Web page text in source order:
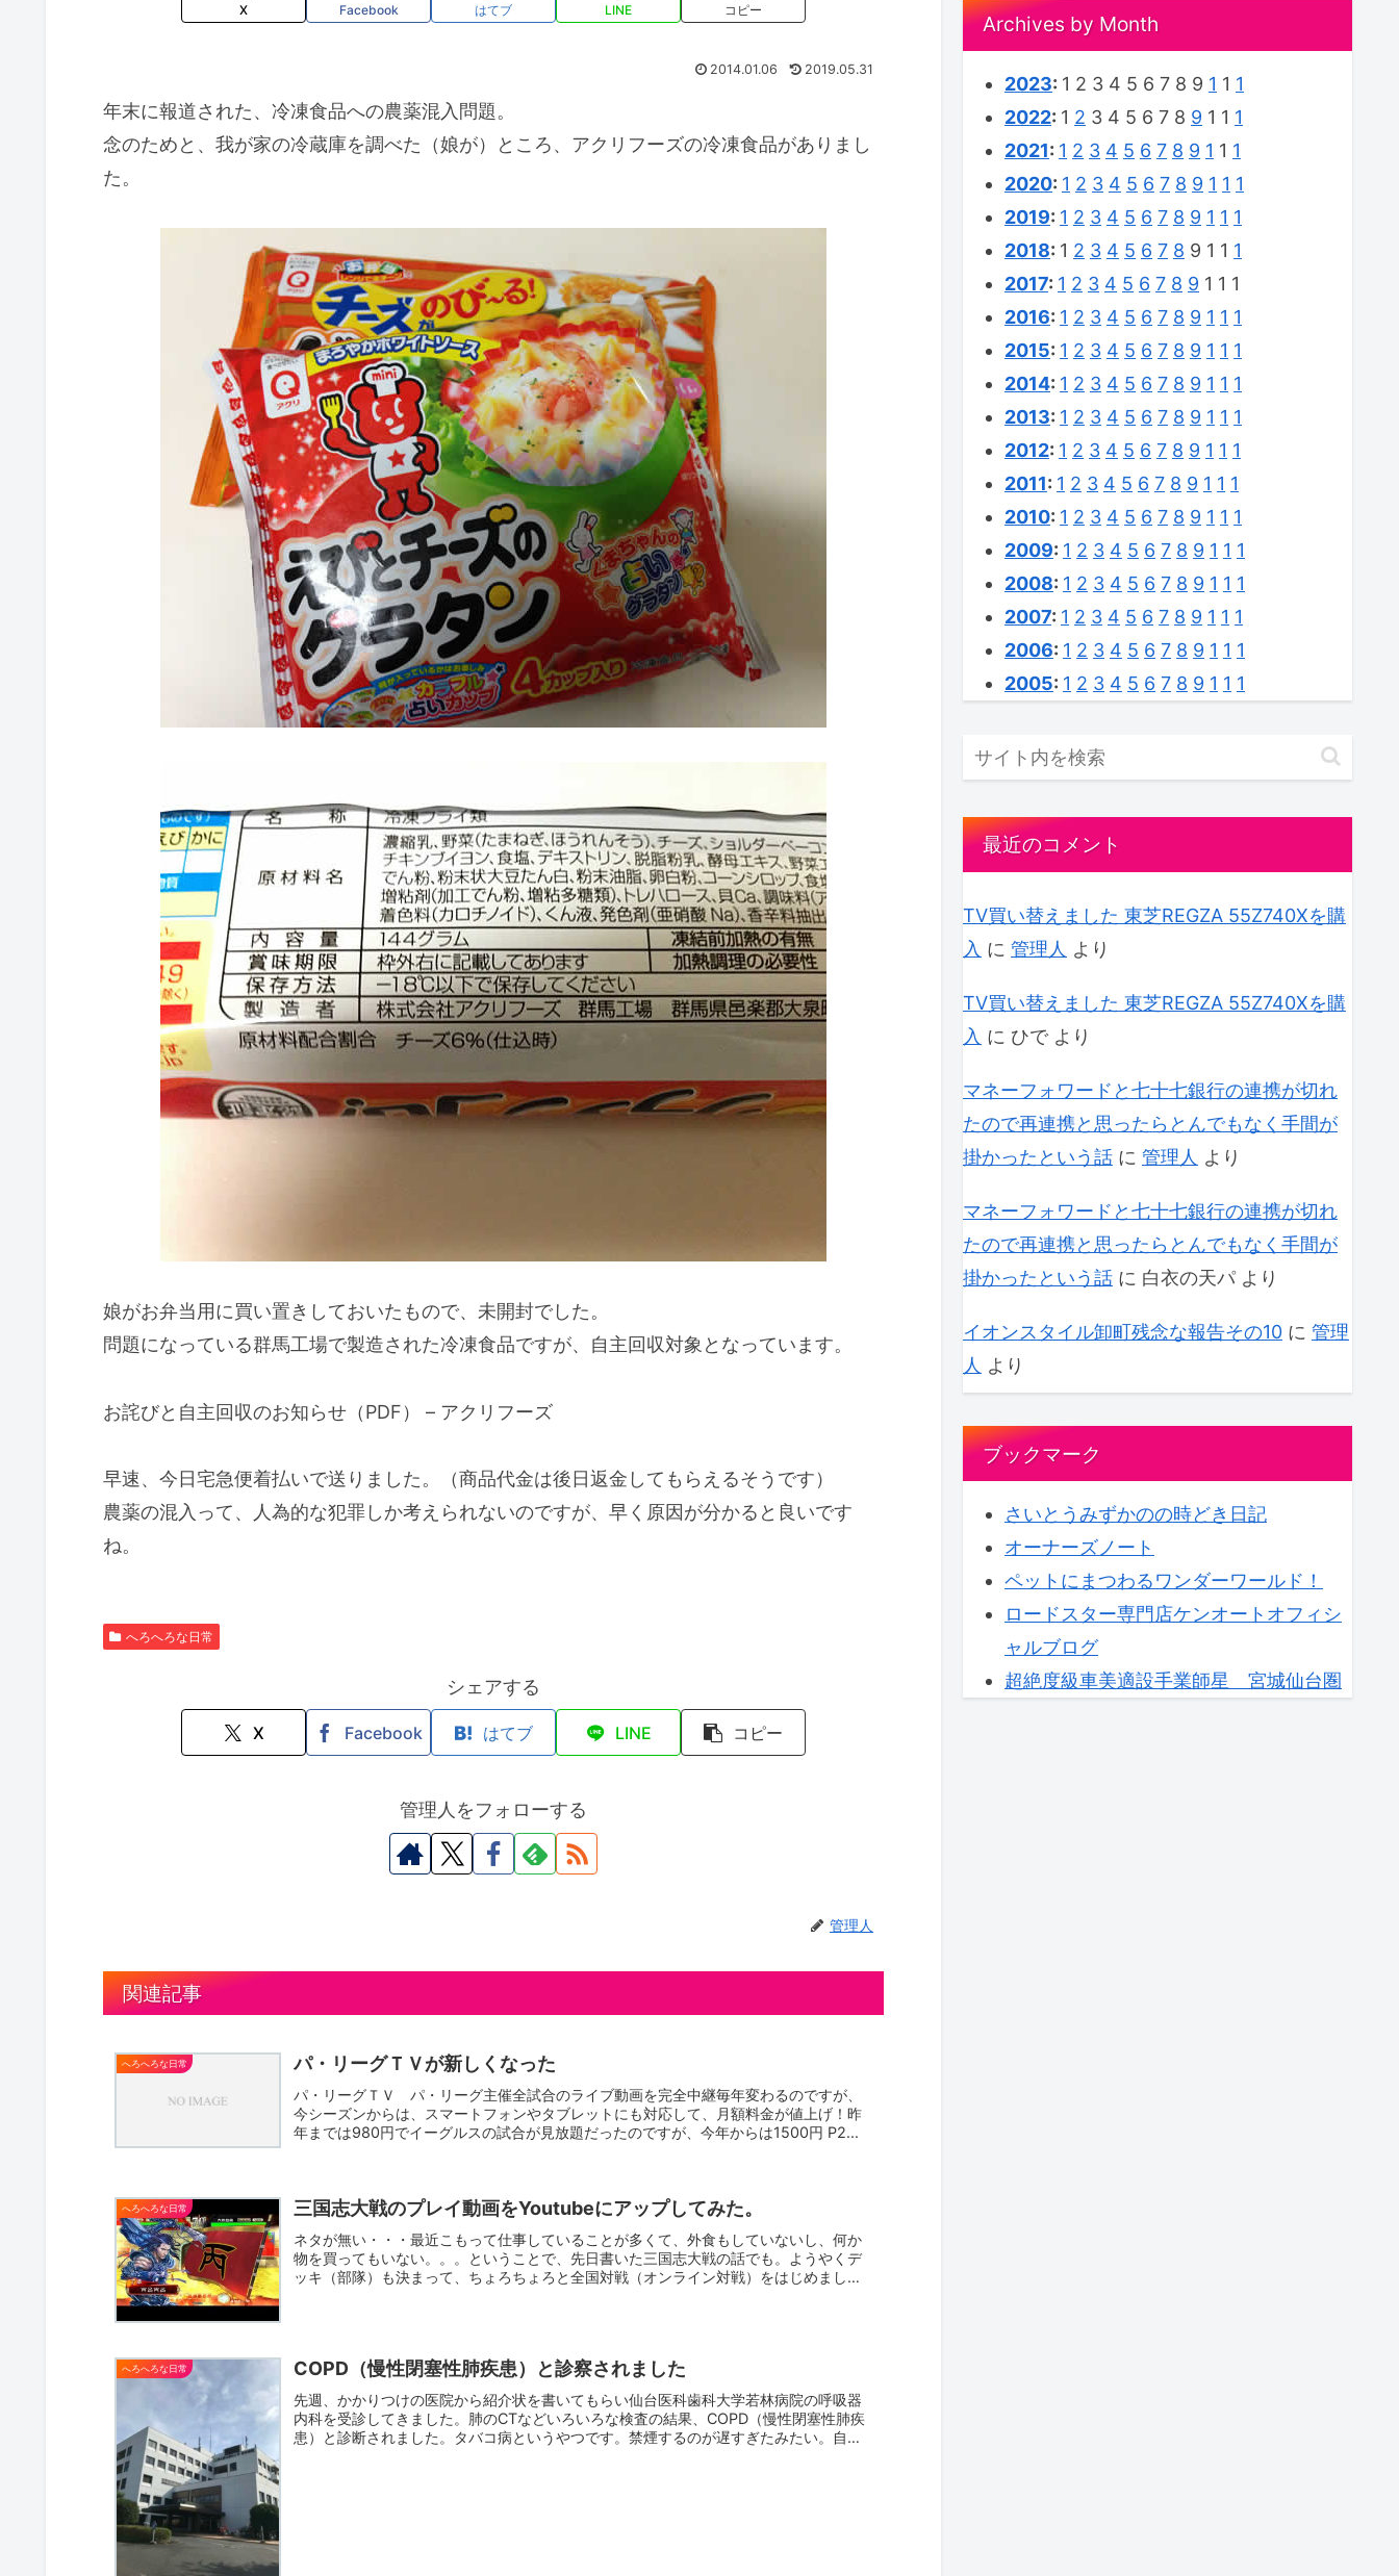
X Facebook はてブ LINE コピー
2014.01.06 2019.05.31
年末に報道された、冷凍食品への農薬混入問題。
念のためと、我が家の冷蔵庫を調べた（娘が）ところ、アクリフーズの冷凍食品がありまし
た。
娘がお弁当用に買い置きしておいたもので、未開封でした。
問題になっている群馬工場で製造された冷凍食品ですが、自主回収対象となっています。
お詫びと自主回収のお知らせ（PDF） – アクリフーズ
早速、今日宅急便着払いで送りました。（商品代金は後日返金してもらえるそうです）
農薬の混入って、人為的な犯罪しか考えられないのですが、早く原因が分かると良いです
ね。
へろへろな日常
シェアする
X Facebook はてブ LINE コピー
管理人をフォローする
管理人
関連記事
へろへろな日常 パ・リーグＴＶが新しくなった
パ・リーグＴＶ パ・リーグ主催全試合のライブ動画を完全中継毎年変わるのですが、
今シーズンからは、スマートフォンやタブレットにも対応して、月額料金が値上げ！昨
年までは980円でイーグルスの試合が見放題だったのですが、今年からは1500円 P2...
へろへろな日常 三国志大戦のプレイ動画をYoutubeにアップしてみた。
ネタが無い・・・最近こもって仕事していることが多くて、外食もしていないし、何か
物を買ってもいない。。。ということで、先日書いた三国志大戦の話でも。ようやくデ
ッキ（部隊）も決まって、ちょろちょろと全国対戦（オンライン対戦）をはじめまし
へろへろな日常 COPD（慢性閉塞性肺疾患）と診察されました
先週、かかりつけの医院から紹介状を書いてもらい仙台医科歯科大学若林病院の呼吸器
内科を受診してきました。肺のCTなどいろいろな検査の結果、COPD（慢性閉塞性肺疾
患）と診断されました。タバコ病というやつです。禁煙するのが遅すぎたみたい。自業
Archives by Month
2023: 1 2 3 4 5 6 7 8 9 1 1 1
2022: 1 2 3 4 5 6 7 8 9 1 1 1
2021: 1 2 3 4 5 6 7 8 9 1 1 1
2020: 1 2 3 4 5 6 7 8 9 1 1 1
2019: 1 2 3 4 5 6 7 8 9 1 1 1
2018: 1 2 3 4 5 6 7 8 9 1 1 1
2017: 1 2 3 4 5 6 7 8 9 1 1 1
2016: 1 2 3 4 5 6 7 8 9 1 1 1
2015: 1 2 3 4 5 6 7 8 9 1 1 1
2014: 1 2 3 4 5 6 7 8 9 1 1 1
2013: 1 2 3 4 5 6 7 8 9 1 1 1
2012: 1 2 3 4 5 6 7 8 9 1 1 1
2011: 1 2 3 4 5 6 7 8 9 1 1 1
2010: 1 2 3 4 5 6 7 8 9 1 1 1
2009: 1 2 3 4 5 6 7 8 9 1 1 1
2008: 1 2 3 4 5 6 7 8 9 1 1 1
2007: 1 2 3 4 5 6 7 8 9 1 1 1
2006: 1 2 3 4 5 6 7 8 9 1 1 1
2005: 1 2 3 4 5 6 7 8 9 1 1 1
最近のコメント
TV買い替えました 東芝REGZA 55Z740Xを購
入 に 管理人 より
TV買い替えました 東芝REGZA 55Z740Xを購
入 に ひでより
マネーフォワードと七十七銀行の連携が切れ
たので再連携と思ったらとんでもなく手間が
掛かったという話 に 管理人 より
マネーフォワードと七十七銀行の連携が切れ
たので再連携と思ったらとんでもなく手間が
掛かったという話 に 白衣の天パより
イオンスタイル卸町残念な報告その10 に 管理
人 より
ブックマーク
さいとうみずかのの時どき日記
オーナーズノート
ペットにまつわるワンダーワールド！
ロードスター専門店ケンオートオフィシ
ャルブログ
超絶度級車美適設手業師星 宮城仙台圏